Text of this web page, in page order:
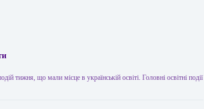
тижня, що мали місце в українській освіті. Головні освітні події